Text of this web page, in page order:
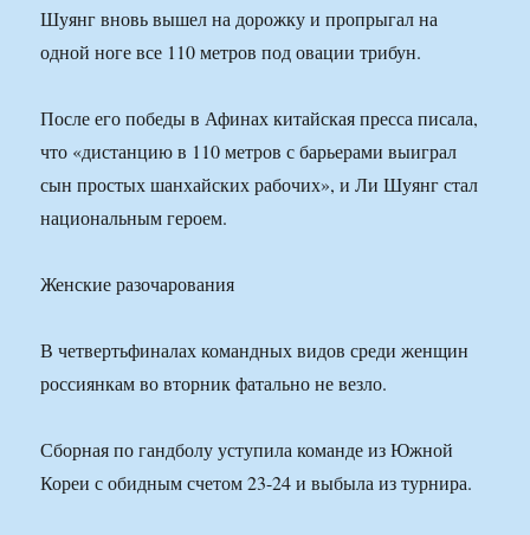
Шуянг вновь вышел на дорожку и пропрыгал на
одной ноге все 110 метров под овации трибун.
После его победы в Афинах китайская пресса писала,
что «дистанцию в 110 метров с барьерами выиграл
сын простых шанхайских рабочих», и Ли Шуянг стал
национальным героем.
Женские разочарования
В четвертьфиналах командных видов среди женщин
россиянкам во вторник фатально не везло.
Сборная по гандболу уступила команде из Южной
Кореи с обидным счетом 23-24 и выбыла из турнира.